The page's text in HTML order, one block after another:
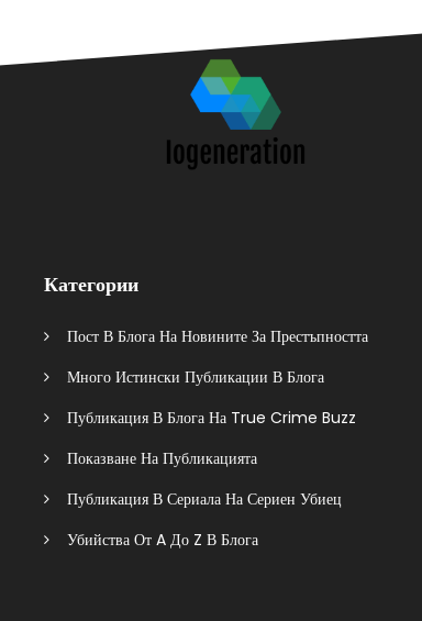
Категории
Пост В Блога На Новините За Престъпността
Много Истински Публикации В Блога
Публикация В Блога На True Crime Buzz
Показване На Публикацията
Публикация В Сериала На Сериен Убиец
Убийства От A До Z В Блога